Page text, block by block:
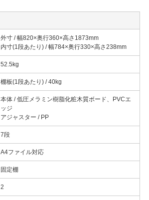
外寸 / 幅820×奥行360×高さ1873mm
内寸(1段あたり) / 幅784×奥行330×高さ238mm
52.5kg
棚板(1段あたり) / 40kg
本体 / 低圧メラミン樹脂化粧木質ボード、PVCエ
ッジ
アジャスター / PP
7段
A4ファイル対応
固定棚
2